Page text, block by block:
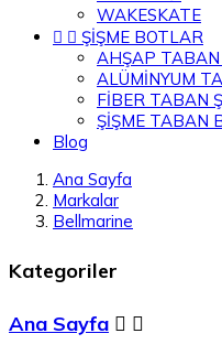
WAKESKATE
  ŞİŞME BOTLAR
AHŞAP TABAN
ALÜMİNYUM
FİBER TABAN
ŞİŞME TABAN
Blog
Ana Sayfa
Markalar
Bellmarine
Kategoriler
Ana Sayfa  